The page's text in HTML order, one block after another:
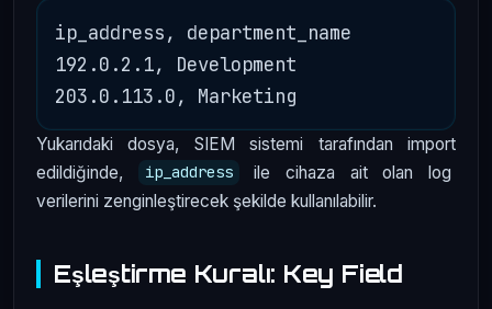
ip_address, department_name
192.0.2.1, Development
Yukarıdaki dosya, SIEM sistemi tarafından import
edildiğinde,
ip_address
ile cihaza ait olan log
verilerini zenginleştirecek şekilde kullanılabilir.
Eşleştirme Kuralı: Key Field